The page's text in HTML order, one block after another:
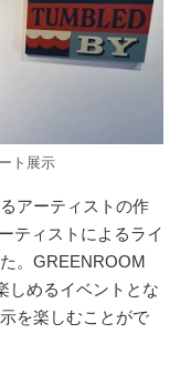
ト展示
アーティストの作
ティストによるライ
。GREENROOM
しめるイベントとな
を楽しむことがで